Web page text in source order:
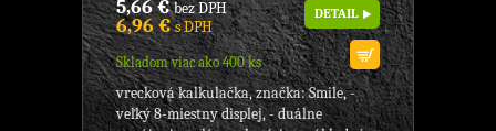
5,66 €bez DPH
6,96 €s DPH
Skladom viac ako 400 ks
DETAIL
vrecková kalkulačka, značka: Smile, -
veľký 8-miestny displej, - duálne